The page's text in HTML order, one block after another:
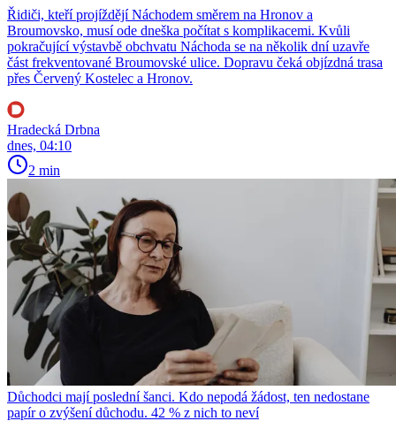
Řidiči, kteří projíždějí Náchodem směrem na Hronov a
Broumovsko, musí ode dneška počítat s komplikacemi. Kvůli
pokračující výstavbě obchvatu Náchoda se na několik dní uzavře
část frekventované Broumovské ulice. Dopravu čeká objízdná trasa
přes Červený Kostelec a Hronov.
Hradecká Drbna
dnes, 04:10
2 min
Důchodci mají poslední šanci. Kdo nepodá žádost, ten nedostane
papír o zvýšení důchodu. 42 % z nich to neví